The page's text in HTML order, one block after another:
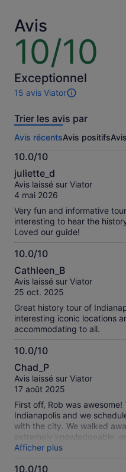
adulte
Avis
10/10
10
10
Exceptionnel
15 avis Viator
15 avis
cette
Plus
d’informations
sur
nos
avis
vérifiés
Trier les avis par
Avis récentsAvis positifs
10.0/10
10.0
sur
10
juliette_d
Avis laissé sur Viator
4 mai 2026
Very fun and informative
interesting to hear the
Loved our guide!
10.0/10
10.0
sur
10
Cathleen_B
Avis laissé sur Viator
25 oct. 2025
Great history tour of
interesting iconic locations
accommodating to all.
10.0/10
10.0
sur
10
Chad_P
Avis laissé sur Viator
17 août 2025
First off, Rob was
Indianapolis and we
with the city. We walked
extremely knowledgeable,
guests. The sports and
offered suggestions of other
welcomed us to message
Afficher plus
10.0/10